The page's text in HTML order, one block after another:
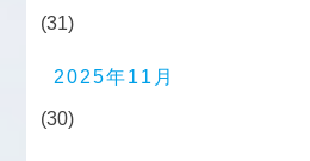
(31)
2025年11月
(30)